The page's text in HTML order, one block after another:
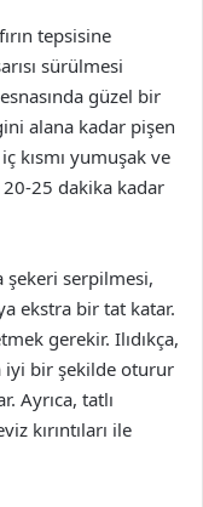
tepsisine
sürülmesi
güzel bir
alana kadar pişen
kısmı yumuşak ve
20-25 dakika kadar
şekeri serpilmesi,
ekstra bir tat katar.
gerekir. Ilıdıkça,
iyi bir şekilde oturur
Ayrıca, tatlı
kırıntıları ile